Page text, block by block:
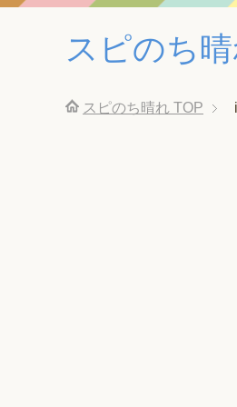
スピのち
スピのち晴れ TOP